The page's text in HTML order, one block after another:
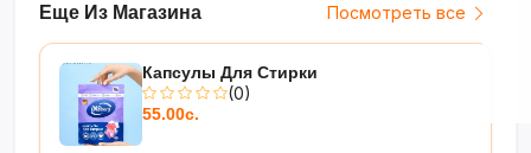
Еще Из Магазина Посмотреть все
Капсулы Для Стирки
(0)
55.00с.